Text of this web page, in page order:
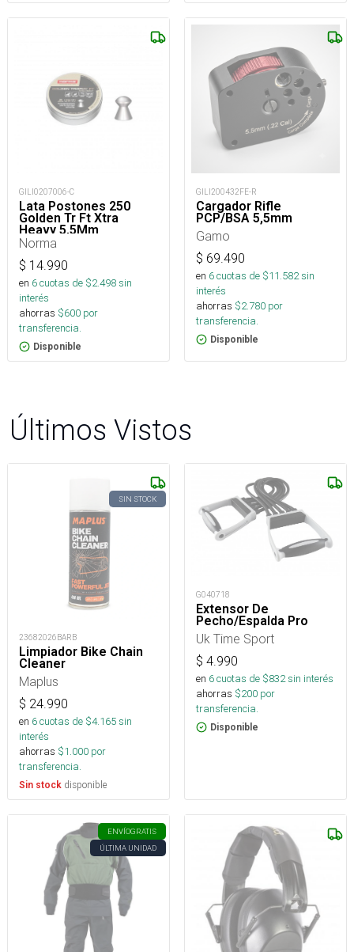
GILI0207006-C
Lata Postones 250
Golden Tr Ft Xtra
Heavy 5,5Mm
Norma
$ 14.990
en 6cuotas de $2.498sin
interés
ahorras $600 por
transferencia.
Disponible
GILI200432FE-R
Cargador Rifle
PCP/BSA 5,5mm
Gamo
$ 69.490
en 6cuotas de $11.582sin
interés
ahorras $2.780 por
transferencia.
Disponible
Últimos Vistos
SIN STOCK
23682026BARB
Limpiador Bike Chain
Cleaner
Maplus
$ 24.990
en 6cuotas de $4.165sin
interés
ahorras $1.000 por
transferencia.
Sin stock disponible
G040718
Extensor De
Pecho/Espalda Pro
Uk Time Sport
$ 4.990
en 6cuotas de $832sin interés
ahorras $200 por
transferencia.
Disponible
ENVÍOGRATIS
ÚLTIMA UNIDAD